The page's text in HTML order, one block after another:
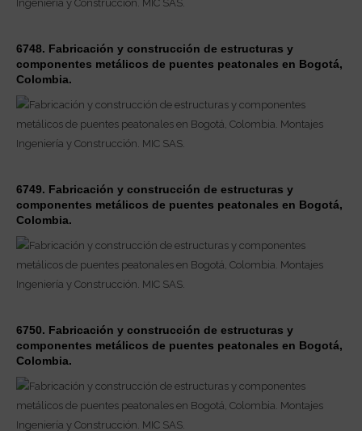
6748. Fabricación y construcción de estructuras y
componentes metálicos de puentes peatonales en Bogotá,
Colombia.
6749. Fabricación y construcción de estructuras y
componentes metálicos de puentes peatonales en Bogotá,
Colombia.
6750. Fabricación y construcción de estructuras y
componentes metálicos de puentes peatonales en Bogotá,
Colombia.